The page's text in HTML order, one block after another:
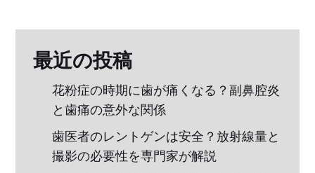
最近の投稿
花粉症の時期に歯が痛くなる？副鼻腔炎
と歯痛の意外な関係
歯医者のレントゲンは安全？放射線量と
撮影の必要性を専門家が解説